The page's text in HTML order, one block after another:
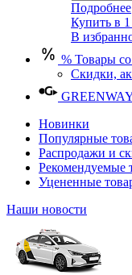
Подробнее
Купить в
В
% Товары
Скидки,
Новинки
Популярные
Распродажи и
Рекомендуемые
Уцененные
Наши новости